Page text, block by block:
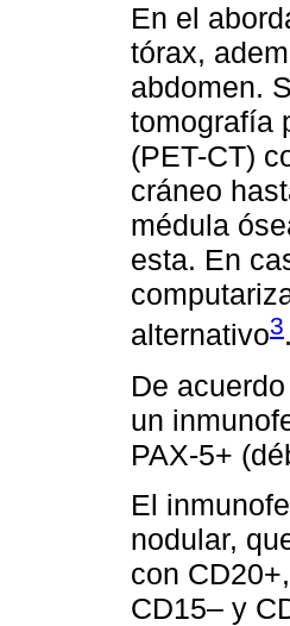
En el
tórax,
abdomen.
tomografía
(PET-CT)
cráneo
médula
esta. En
alternativo3.
De
un
PAX-5+
El
nodular,
con
CD15– y